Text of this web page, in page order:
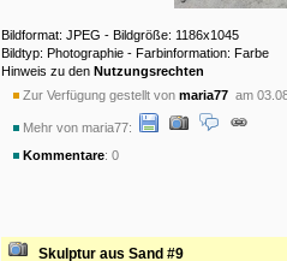
Bildformat: JPEG - Bildgröße: 1186x1045
Bildtyp: Photographie - Farbinformation: Farbe
Hinweis zu den Nutzungsrechten
Zur Verfügung gestellt von maria77 am
Mehr von maria77:
Kommentare: 0
Skulptur aus Sand #9